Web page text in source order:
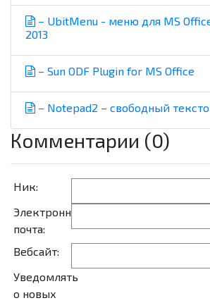
– UbitMenu - меню для MS Office
2013
– Sun ODF Plugin for MS Office
– Notepad2 – свободный
Комментарии (0)
Ник:
Электронная
почта:
Вебсайт:
Уведомлять
о новых